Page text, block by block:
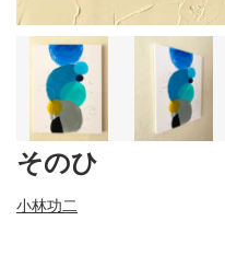
そのひ
小林功二